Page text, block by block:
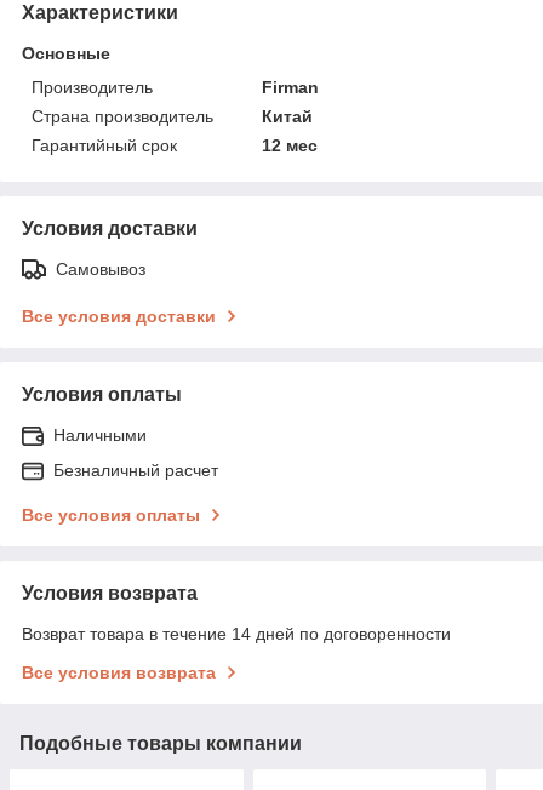
Характеристики
Основные
Производитель
Firman
Страна производитель
Китай
Гарантийный срок
12 мес
Условия доставки
Самовывоз
Все условия доставки
Условия оплаты
Наличными
Безналичный расчет
Все условия оплаты
Условия возврата
Возврат товара в течение 14 дней по договоренности
Все условия возврата
Подобные товары компании